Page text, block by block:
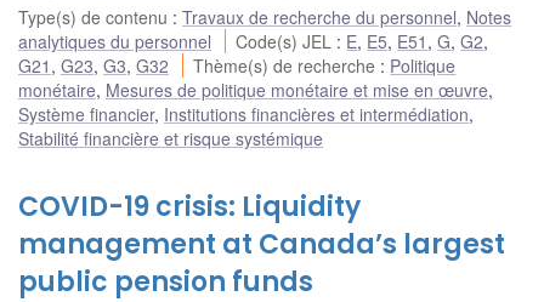
Type(s) de contenu : Travaux de recherche du personnel, Notes
analytiques du personnel
Code(s) JEL : E, E5, E51 ,G,G2,
G21 , G23, G3, G32 Thème(s) de recherche : Politique
monétaire, Mesures de politique monétaire et mise en œuvre,
Système financier, Institutions financières et intermédiation,
Stabilité financière et risque systémique
COVID-19 crisis: Liquidity
management at Canada’s largest
public pension funds